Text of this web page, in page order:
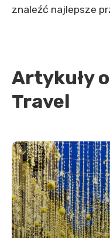
znaleźć najlepsze
Artykuły
Travel